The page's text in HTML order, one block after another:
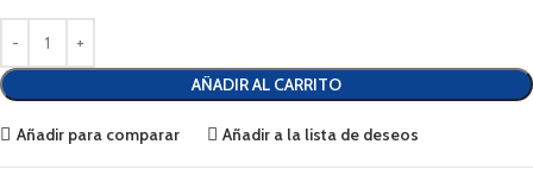
AÑADIR AL CARRITO
Añadir para comparar Añadir a la lista de deseos